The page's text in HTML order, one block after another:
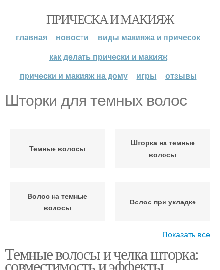
ПРИЧЕСКА И МАКИЯЖ
главная новости
виды макияжа и причесок
как делать прически и макияж
прически и макияж на дому
игры отзывы
Шторки для темных волос
Темные волосы
Шторка на темные
волосы
Волос на темные
волосы
Волос при укладке
волосы
волос
Показать все
Темные волосы и челка шторка:
совместимость и эффекты